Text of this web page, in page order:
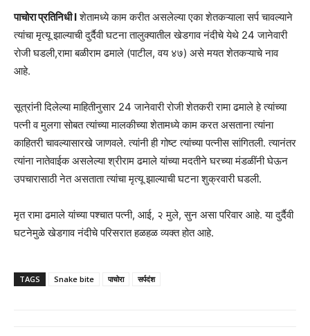
पाचोरा प्रतिनिधी Iशेतामध्ये काम करीत असलेल्या एका शेतकऱ्याला सर्प चावल्याने
त्यांचा मृत्यू झाल्याची दुर्दैवी घटना तालुक्यातील खेडगाव नंदीचे येथे 24 जानेवारी
रोजी घडली,रामा बळीराम ढमाले (पाटील, वय ४७) असे मयत शेतकऱ्याचे नाव
आहे.
सूत्रांनी दिलेल्या माहितीनुसार 24 जानेवारी रोजी शेतकरी रामा ढमाले हे त्यांच्या
पत्नी व मुलगा सोबत त्यांच्या मालकीच्या शेतामध्ये काम करत असताना त्यांना
काहितरी चावल्यासारखे जाणवले. त्यांनी ही गोष्ट त्यांच्या पत्नीस सांगितली. त्यानंतर
त्यांना नातेवाईक असलेल्या श्रीराम ढमाले यांच्या मदतीने घरच्या मंडळींनी घेऊन
उपचारासाठी नेत असताता त्यांचा मृत्यू झाल्याची घटना शुक्रवारी घडली.
मृत रामा ढमाले यांच्या पश्चात पत्नी, आई, २ मुले, सुन असा परिवार आहे. या दुर्दैवी
घटनेमुळे खेडगाव नंदीचे परिसरात हळहळ व्यक्त होत आहे.
TAGS Snake bite पाचोरा सर्पदंश